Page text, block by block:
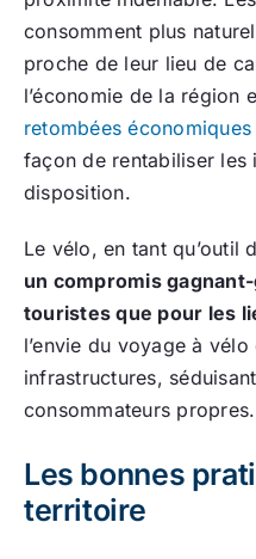
consomment plus
proche de leur lieu de
l’économie de la région
retombées
façon de rentabiliser les
disposition.
Le vélo, en tant qu’outil
un compromis
touristes que pour les
l’envie du voyage à
infrastructures,
consommateurs propres.
Les bonnes
territoire